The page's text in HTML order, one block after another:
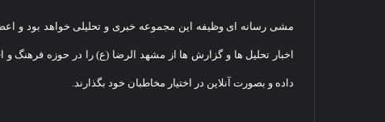
مشی رسانه ای وظیفه این مجموعه خبری و تحلیلی خواهد بود و
اخبار تحلیل ها و گزارش ها از مشهد الرضا (ع) را در حوزه فرهنگ و
داده و بصورت آنلاین در اختیار مخاطبان خود بگذارند.
غبارروبی
نورانی
رضا(علیه
تصویری
تشییع